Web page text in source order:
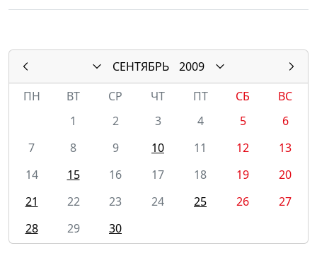
СЕНТЯБРЬ
2009
ПН
ВТ СР ЧТ ПТ СБ
ВС
1
2 3 4 5
6
7
8 9 10 11 12
13
14
15 16 17 18 19
20
21
22 23 24 25 26
27
28
29 30